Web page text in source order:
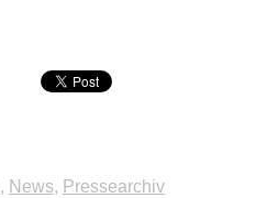
, News, Pressearchiv